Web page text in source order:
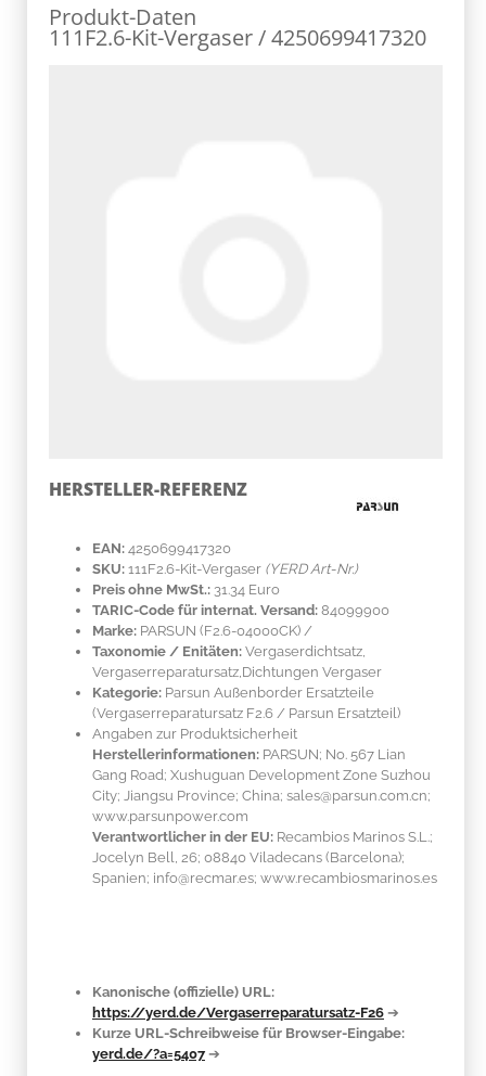
Produkt-Daten
111F2.6-Kit-Vergaser / 4250699417320
HERSTELLER-REFERENZ
EAN: 4250699417320
SKU: 111F2.6-Kit-Vergaser (YERD Art-Nr.)
Preis ohne MwSt.: 31.34 Euro
TARIC-Code für internat. Versand: 84099900
Marke: PARSUN (F2.6-04000CK) /
Taxonomie / Enitäten: Vergaserdichtsatz,
Vergaserreparatursatz,Dichtungen Vergaser
Kategorie: Parsun Außenborder Ersatzteile
(Vergaserreparatursatz F2.6 / Parsun Ersatzteil)
Angaben zur Produktsicherheit
Herstellerinformationen: PARSUN; No. 567 Lian
Gang Road; Xushuguan Development Zone Suzhou
City; Jiangsu Province; China; sales@parsun.com.cn;
www.parsunpower.com
Verantwortlicher in der EU: Recambios Marinos S.L.;
Jocelyn Bell, 26; 08840 Viladecans (Barcelona);
Spanien; info@recmar.es; www.recambiosmarinos.es
Kanonische (offizielle) URL:
https://yerd.de/Vergaserreparatursatz-F26 ➔
Kurze URL-Schreibweise für Browser-Eingabe:
yerd.de/?a=5407 ➔